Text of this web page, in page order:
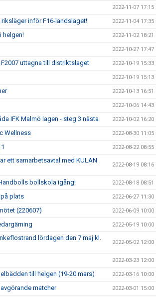
2022-11-07 17:15
inför F16-landslaget! 2022-11-04 17:35
helgen! 2022-11-02 18:21
2022-10-27 17:47
F2007 uttagna till distriktslaget 2022-10-19 15:33
2022-10-19 15:13
2022-10-13 16:51
2022-10-06 14:43
IFK Malmö lagen - steg 3 nästa 2022-10-02 16:20
Wellness 2022-08-30 11:05
2022-08-22 08:55
ett samarbetsavtal med KULAN
2022-08-19 08:16
bollskola igång! 2022-08-18 08:51
plats 2022-06-27 11:30
(220607) 2022-06-09 10:00
2022-05-19 10:00
lördagen den 7 maj kl.
2022-05-02 12:00
2022-03-23 12:00
till helgen (19-20 mars) 2022-03-16 10:00
matcher 2022-03-01 15:00